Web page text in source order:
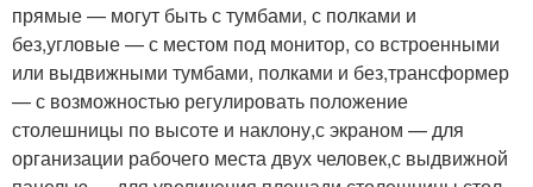
прямые — могут быть с тумбами, с полками и
без,угловые — с местом под монитор, со встроенными
или выдвижными тумбами, полками и без,трансформер
— с возможностью регулировать положение
столешницы по высоте и наклону,с экраном — для
организации рабочего места двух человек,с выдвижной